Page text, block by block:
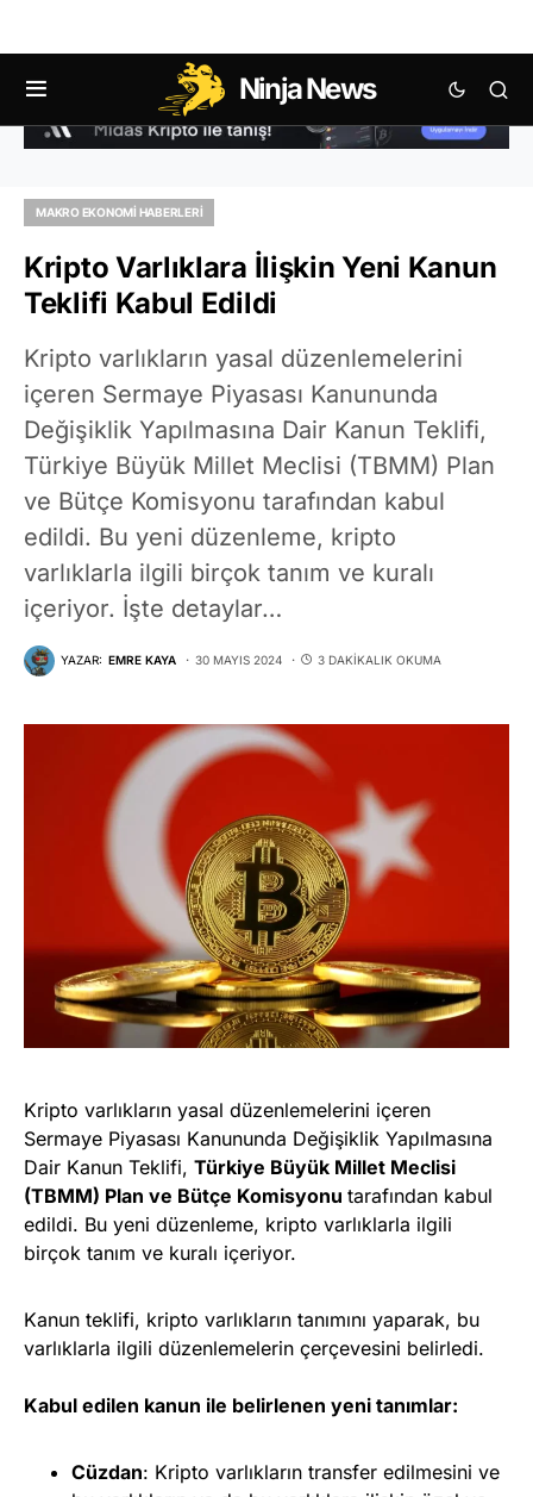
Ninja News
MAKRO EKONOMI HABERLERI
Kripto Varlıklara İlişkin Yeni Kanun
Teklifi Kabul Edildi
Kripto varlıkların yasal düzenlemelerini
içeren Sermaye Piyasası Kanununda
Değişiklik Yapılmasına Dair Kanun Teklifi,
Türkiye Büyük Millet Meclisi (TBMM) Plan
ve Bütçe Komisyonu tarafından kabul
edildi. Bu yeni düzenleme, kripto
varlıklarla ilgili birçok tanım ve kuralı
içeriyor. İşte detaylar…
YAZAR: EMRE KAYA 30 MAYIS 2024 3 DAKIKALIK OKUMA
Kripto varlıkların yasal düzenlemelerini içeren
Sermaye Piyasası Kanununda Değişiklik Yapılmasına
Dair Kanun Teklifi, Türkiye Büyük Millet Meclisi
(TBMM) Plan ve Bütçe Komisyonu tarafından kabul
edildi. Bu yeni düzenleme, kripto varlıklarla ilgili
birçok tanım ve kuralı içeriyor.
Kanun teklifi, kripto varlıkların tanımını yaparak, bu
varlıklarla ilgili düzenlemelerin çerçevesini belirledi.
Kabul edilen kanun ile belirlenen yeni tanımlar:
Cüzdan: Kripto varlıkların transfer edilmesini ve